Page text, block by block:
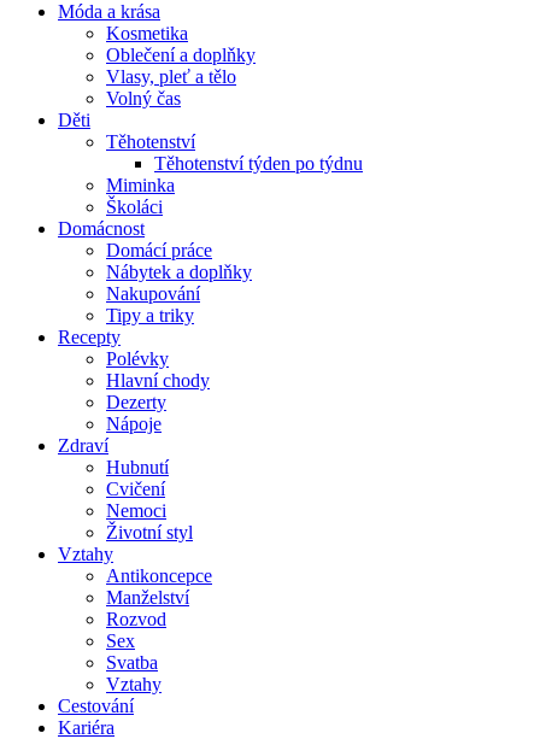
Móda a krása
Kosmetika
Oblečení a doplňky
Vlasy, pleť a tělo
Volný čas
Děti
Těhotenství
Těhotenství týden po týdnu
Miminka
Školáci
Domácnost
Domácí práce
Nábytek a doplňky
Nakupování
Tipy a triky
Recepty
Polévky
Hlavní chody
Dezerty
Nápoje
Zdraví
Hubnutí
Cvičení
Nemoci
Životní styl
Vztahy
Antikoncepce
Manželství
Rozvod
Sex
Svatba
Vztahy
Cestování
Kariéra